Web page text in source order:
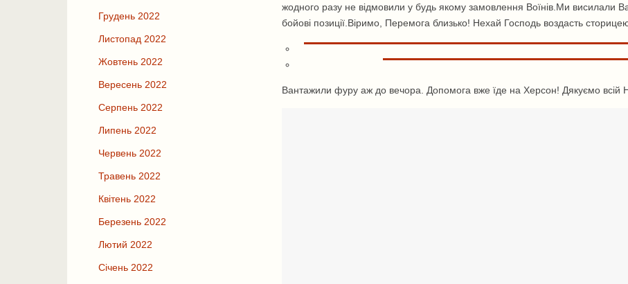
жодного разу не відмовили у будь якому замовлення Воїнів.Ми висилали
бойові позиції.Віримо, Перемога близько! Нехай Господь воздасть
Вантажили фуру аж до вечора. Допомога вже їде на Херсон! Дякуємо всій
Грудень 2022
Листопад 2022
Жовтень 2022
Вересень 2022
Серпень 2022
Липень 2022
Червень 2022
Травень 2022
Квітень 2022
Березень 2022
Лютий 2022
Січень 2022